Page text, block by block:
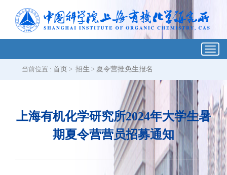
当前位置 : 首页 > 招生 > 夏令营推免生报名
上海有机化学研究所2024年大学生暑
期夏令营营员招募通知